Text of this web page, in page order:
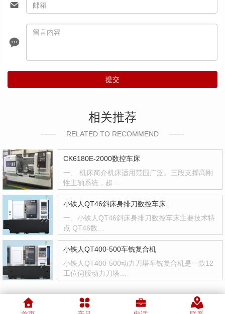
提交
相关推荐
RELATED TO RECOMMEND
CK6180E-2000数控车床
一、 机床简介机床适用范围广泛。三段支撑高刚
性主轴系统，超…
小铁人QT46斜床身排刀数控车床
一、小铁人QT46斜床身排刀数控车床主要技术特
点 QT46数…
小铁人QT400-500车铣复合机
小铁人QT400-500动力刀塔车铣复合机是一款12
工位伺服动力刀塔…